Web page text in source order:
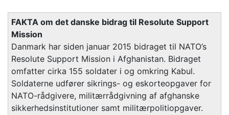
FAKTA om det danske bidrag til Resolute Support
Mission
Danmark har siden januar 2015 bidraget til NATO’s
Resolute Support Mission i Afghanistan. Bidraget
omfatter cirka 155 soldater i og omkring Kabul.
Soldaterne udfører sikrings- og eskorteopgaver for
NATO-rådgivere, militærrådgivning af afghanske
sikkerhedsinstitutioner samt militærpolitiopgaver.